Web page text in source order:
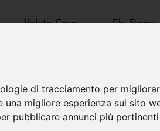
di tracciamento per
una migliore esperienza sul sito
pubblicare annunci più
Valuta Casa Chi Siamo